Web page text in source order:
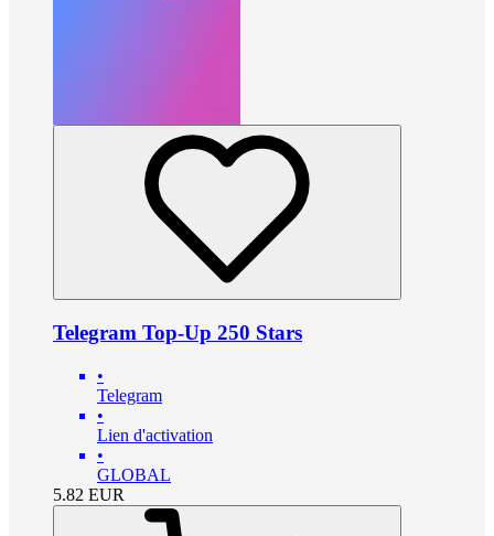
Telegram Top-Up 250 Stars
•
Telegram
•
Lien d'activation
•
GLOBAL
5.82 EUR